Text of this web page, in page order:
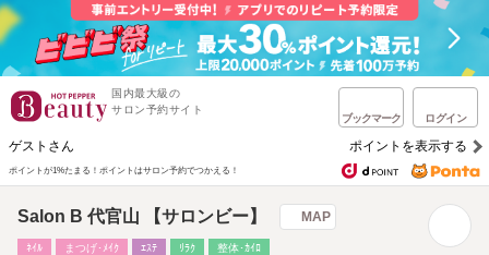
国内最大級の
サロン予約サイト
ブックマーク ログイン
ゲストさん ポイントを表示する
ポイントが1%たまる！ ポイントはサロン予約でつかえる！
Salon B 代官山 【サロンビー】 MAP
ﾈｲﾙ まつげ･ﾒｲｸ ｴｽﾃ ﾘﾗｸ 整体･ｶｲﾛ